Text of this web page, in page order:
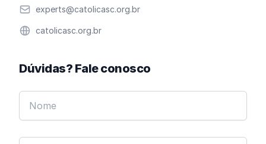
Emailexperts@catolicasc.org.br
Websitecatolicasc.org.br
Dúvidas? Fale conosco